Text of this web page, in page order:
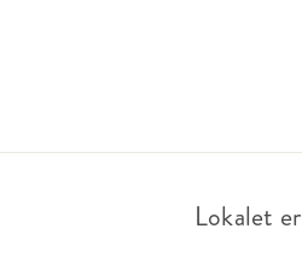
Passer til:Møte
Lokalet er